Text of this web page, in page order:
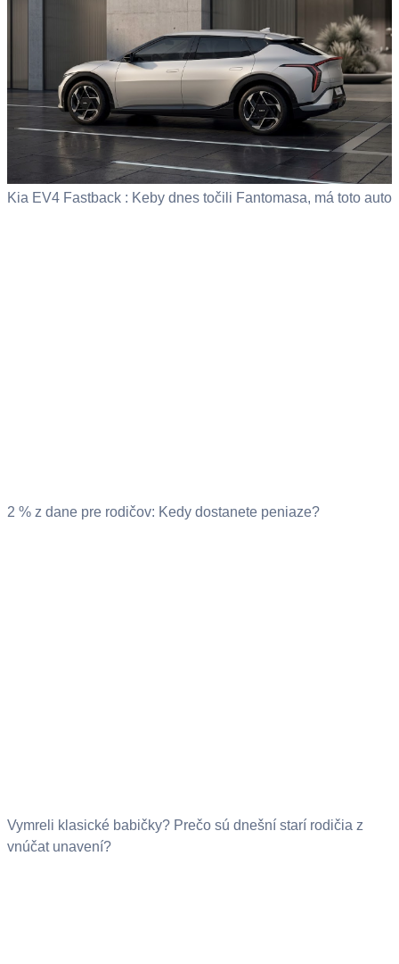
Kia EV4 Fastback : Keby dnes točili Fantomasa, má toto auto
2 % z dane pre rodičov: Kedy dostanete peniaze?
Vymreli klasické babičky? Prečo sú dnešní starí rodičia z
vnúčat unavení?